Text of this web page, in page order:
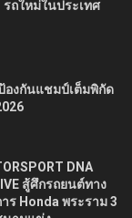
รถใหม่ในประเทศ
งกันแชมป์เต็มพิกัด
DNA
สู้ศึกรถยนต์ทาง
ร Honda พระราม 3